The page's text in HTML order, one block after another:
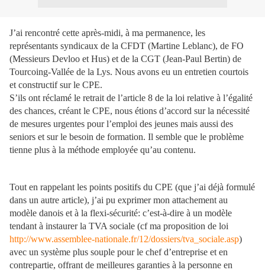
J’ai rencontré cette après-midi, à ma permanence, les
représentants syndicaux de la CFDT (Martine Leblanc), de FO
(Messieurs Devloo et Hus) et de la CGT (Jean-Paul Bertin) de
Tourcoing-Vallée de la Lys. Nous avons eu un entretien courtois
et constructif sur le CPE.
S’ils ont réclamé le retrait de l’article 8 de la loi relative à l’égalité
des chances, créant le CPE, nous étions d’accord sur la nécessité
de mesures urgentes pour l’emploi des jeunes mais aussi des
seniors et sur le besoin de formation. Il semble que le problème
tienne plus à la méthode employée qu’au contenu.
Tout en rappelant les points positifs du CPE (que j’ai déjà formulé
dans un autre article), j’ai pu exprimer mon attachement au
modèle danois et à la flexi-sécurité: c’est-à-dire à un modèle
tendant à instaurer la TVA sociale (cf ma proposition de loi
http://www.assemblee-nationale.fr/12/dossiers/tva_sociale.asp)
avec un système plus souple pour le chef d’entreprise et en
contrepartie, offrant de meilleures garanties à la personne en